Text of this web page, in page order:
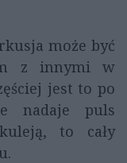
może być
z innymi w
jest to po
nadaje puls
to cały